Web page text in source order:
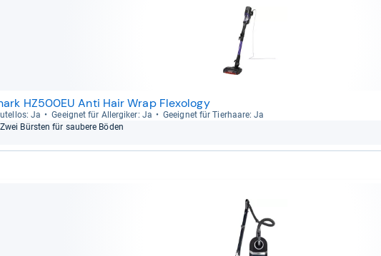
HZ500EU Anti Hair Wrap Flexology
Ja Geeig­net für All­er­gi­ker: Ja
Geeig­net für Tier­haare: Ja
Zwei Bürs­ten für sau­bere Böden